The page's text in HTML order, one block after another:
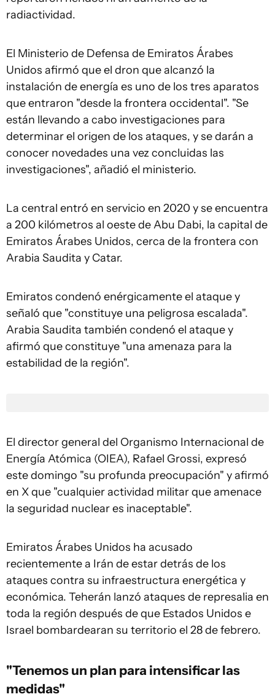
radiactividad.
El Ministerio de Defensa de Emiratos Árabes
Unidos afirmó que el dron que alcanzó la
instalación de energía es uno de los tres aparatos
que entraron "desde la frontera occidental". "Se
están llevando a cabo investigaciones para
determinar el origen de los ataques, y se darán a
conocer novedades una vez concluidas las
investigaciones", añadió el ministerio.
La central entró en servicio en 2020 y se encuentra
a 200 kilómetros al oeste de Abu Dabi, la capital de
Emiratos Árabes Unidos, cerca de la frontera con
Arabia Saudita y Catar.
Emiratos condenó enérgicamente el ataque y
señaló que "constituye una peligrosa escalada".
Arabia Saudita también condenó el ataque y
afirmó que constituye "una amenaza para la
estabilidad de la región".
El director general del Organismo Internacional de
Energía Atómica (OIEA), Rafael Grossi, expresó
este domingo "su profunda preocupación" y afirmó
en X que "cualquier actividad militar que amenace
la seguridad nuclear es inaceptable".
Emiratos Árabes Unidos ha acusado
recientemente a Irán de estar detrás de los
ataques contra su infraestructura energética y
económica. Teherán lanzó ataques de represalia en
toda la región después de que Estados Unidos e
Israel bombardearan su territorio el 28 de febrero.
"Tenemos un plan para intensificar las
medidas"